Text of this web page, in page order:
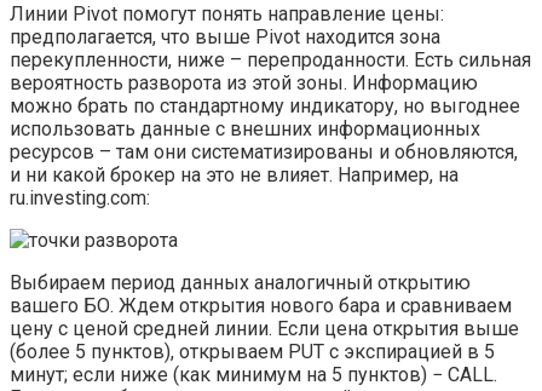
Линии Pivot помогут понять направление цены:
предполагается, что выше Pivot находится зона
перекупленности, ниже – перепроданности. Есть сильная
вероятность разворота из этой зоны. Информацию
можно брать по стандартному индикатору, но выгоднее
использовать данные с внешних информационных
ресурсов – там они систематизированы и обновляются,
и ни какой брокер на это не влияет. Например, на
ru.investing.com:
Выбираем период данных аналогичный открытию
вашего БО. Ждем открытия нового бара и сравниваем
цену с ценой средней линии. Если цена открытия выше
(более 5 пунктов), открываем PUT с экспирацией в 5
минут; если ниже (как минимум на 5 пунктов) − CALL.